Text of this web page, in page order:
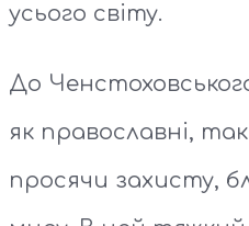
усього світу.
До
як православні,
просячи захисту,